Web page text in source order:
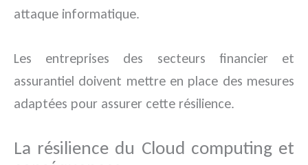
attaque informatique.
Les entreprises des secteurs financier et
assurantiel doivent mettre en place des mesures
adaptées pour assurer cette résilience.
La résilience du Cloud computing et